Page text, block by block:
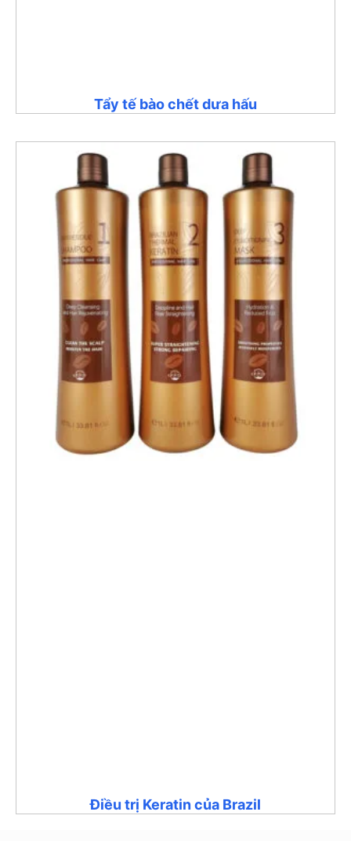
Tẩy tế bào chết dưa hấu
Điều trị Keratin của Brazil